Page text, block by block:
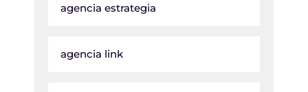
agencia estrategia
agencia link